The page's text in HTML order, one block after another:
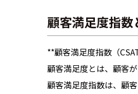
顧客満足度指数
**顧客満足度指数（
顧客満足度とは、顧客
顧客満足度指数は、顧